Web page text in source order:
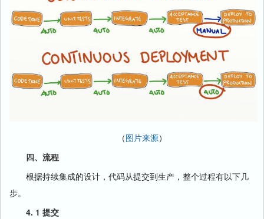
（图片来源）
四、流程
根据持续集成的设计，代码从提交到生产，整个过程有以下几
步。
4. 1 提交